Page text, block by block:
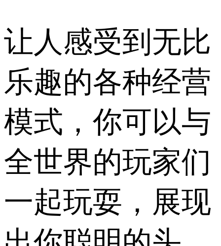
让人感受到无比
乐趣的各种经营
模式，你可以与
全世界的玩家们
一起玩耍，展现